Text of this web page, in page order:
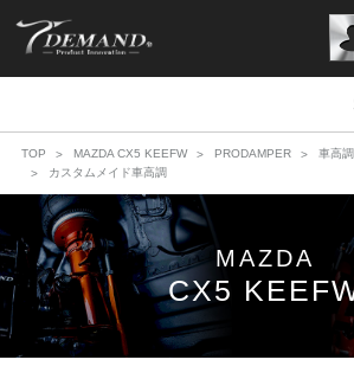
TOP MAZDA CX5 KEEFW PRODAMPER
車高
カスタムメイド車高調
MAZDA
CX5